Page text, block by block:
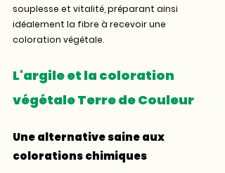
souplesse et vitalité, préparant ainsi
idéalement la fibre à recevoir une
coloration végétale.
L'argile et la coloration
végétale Terre de Couleur
Une alternative saine aux
colorations chimiques